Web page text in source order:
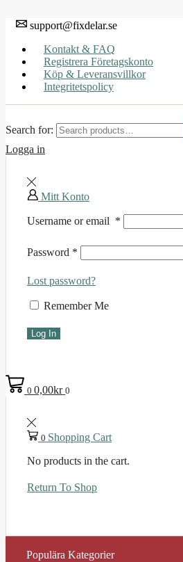
support@fixdelar.se
Kontakt & FAQ
Registrera Företagskonto
Köp & Leveransvillkor
Integritetspolicy
Search for:
Logga in
Mitt Konto
Username or email *
Password *
Lost password?
Remember Me
Log In
00,00kr 0
0 Shopping Cart
No products in the cart.
Return To Shop
Populära Kategorier